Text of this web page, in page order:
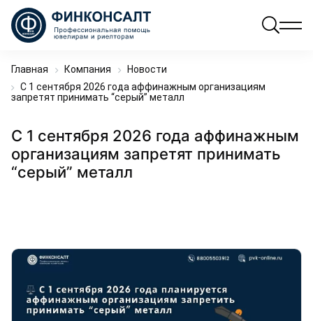
Главная Компания
Новости
С 1 сентября 2026 года аффинажным организациям
запретят принимать “серый” металл
С 1 сентября 2026 года аффинажным
организациям запретят принимать
“серый” металл